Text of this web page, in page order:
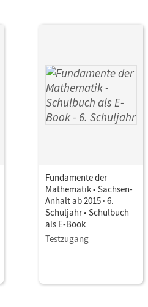
Fundamente der
Mathematik • Sachsen-
Anhalt ab 2015 · 6.
Schuljahr • Schulbuch
als E-Book
Testzugang